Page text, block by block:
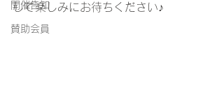
開催告知
賛助会員
して楽しみにお待ちください♪